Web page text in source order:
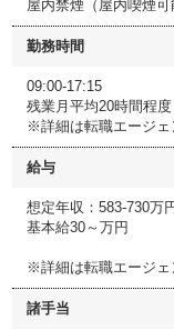
屋内禁煙（屋内喫煙可
勤務時間
09:00-17:15
残業月平均20時間程度
※詳細は転職エージェ
給与
想定年収：583-730万
基本給30～万円
※詳細は転職エージェ
諸手当